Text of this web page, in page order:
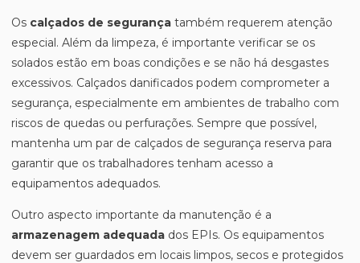
Os calçados de segurança também requerem atenção
especial. Além da limpeza, é importante verificar se os
solados estão em boas condições e se não há desgastes
excessivos. Calçados danificados podem comprometer a
segurança, especialmente em ambientes de trabalho com
riscos de quedas ou perfurações. Sempre que possível,
mantenha um par de calçados de segurança reserva para
garantir que os trabalhadores tenham acesso a
equipamentos adequados.
Outro aspecto importante da manutenção é a
armazenagem adequada dos EPIs. Os equipamentos
devem ser guardados em locais limpos, secos e protegidos